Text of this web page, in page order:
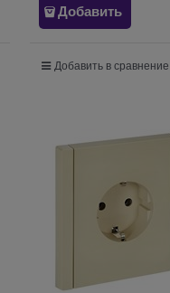
Добавить
Добавить в сравнение